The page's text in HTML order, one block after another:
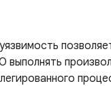
выполнять